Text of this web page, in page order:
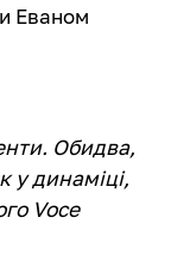
Еваном
Обидва,
у динаміці,
Voce